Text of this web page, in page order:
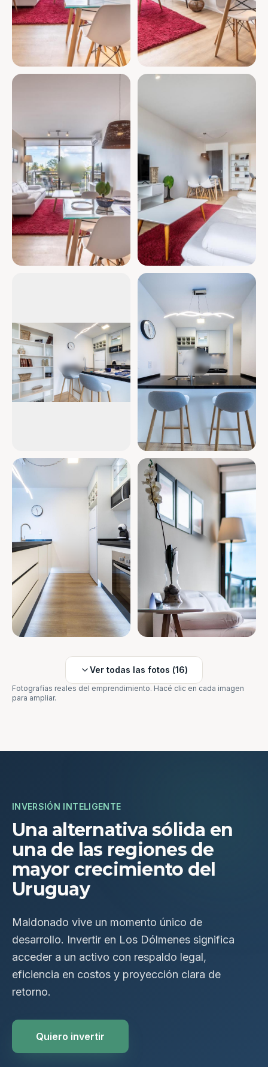
Ver todas las fotos (16)
Fotografías reales del emprendimiento. Hacé clic en cada imagen
para ampliar.
INVERSIÓN INTELIGENTE
Una alternativa sólida en
una de las regiones de
mayor crecimiento del
Uruguay
Maldonado vive un momento único de
desarrollo. Invertir en Los Dólmenes significa
acceder a un activo con respaldo legal,
eficiencia en costos y proyección clara de
retorno.
Quiero invertir